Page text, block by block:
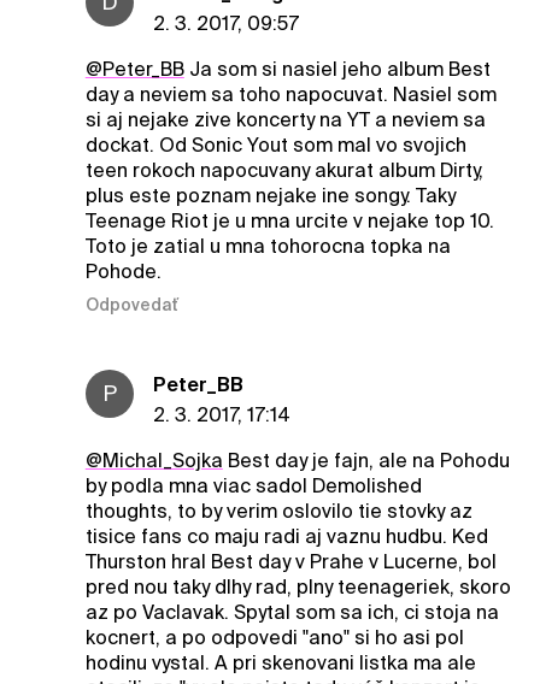
2. 3. 2017, 09:57
@Peter_BBJa som si nasiel jeho album Best
day a neviem sa toho napocuvat. Nasiel som
si aj nejake zive koncerty na YT a neviem sa
dockat. Od Sonic Yout som mal vo svojich
teen rokoch napocuvany akurat album Dirty,
plus este poznam nejake ine songy. Taky
Teenage Riot je u mna urcite v nejake top 10.
Toto je zatial u mna tohorocna topka na
Pohode.
Odpovedať
P
Peter_BB
2. 3. 2017, 17:14
@Michal_Sojka Best day je fajn, ale na Pohodu
by podla mna viac sadol Demolished
thoughts, to by verim oslovilo tie stovky az
tisice fans co maju radi aj vaznu hudbu. Ked
Thurston hral Best day v Prahe v Lucerne, bol
pred nou taky dlhy rad, plny teenageriek, skoro
az po Vaclavak. Spytal som sa ich, ci stoja na
kocnert, a po odpovedi "ano" si ho asi pol
hodinu vystal. A pri skenovani listka ma ale